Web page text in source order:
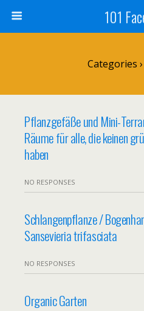
101
Categories ›
Pflanzgefäße und Mini-
Räume für alle, die keinen
haben
NO RESPONSES
Schlangenpflanze /
Sansevieria trifasciata
NO RESPONSES
Organic Garten